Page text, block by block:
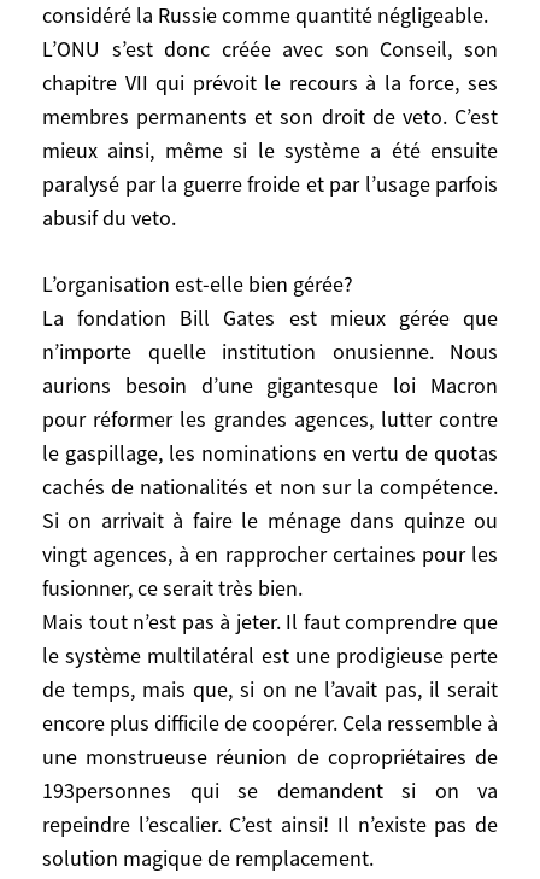
considéré la Russie comme quantité négligeable.
L’ONU s’est donc créée avec son Conseil, son
chapitre VII qui prévoit le recours à la force, ses
membres permanents et son droit de veto. C’est
mieux ainsi, même si le système a été ensuite
paralysé par la guerre froide et par l’usage parfois
abusif du veto.
L’organisation est-elle bien gérée?
La fondation Bill Gates est mieux gérée que
n’importe quelle institution onusienne. Nous
aurions besoin d’une gigantesque loi Macron
pour réformer les grandes agences, lutter contre
le gaspillage, les nominations en vertu de quotas
cachés de nationalités et non sur la compétence.
Si on arrivait à faire le ménage dans quinze ou
vingt agences, à en rapprocher certaines pour les
fusionner, ce serait très bien.
Mais tout n’est pas à jeter. Il faut comprendre que
le système multilatéral est une prodigieuse perte
de temps, mais que, si on ne l’avait pas, il serait
encore plus difficile de coopérer. Cela ressemble à
une monstrueuse réunion de copropriétaires de
193personnes qui se demandent si on va
repeindre l’escalier. C’est ainsi! Il n’existe pas de
solution magique de remplacement.
une vision intelligente. Avec le recul, on
constate que les dirigeants de 1945 ont fait
bien mieux que ceux de l’après 14-18 avec
le traité de Versailles ou que les
Occidentaux à la fin de l’URSS, quand on a
considéré la Russie comme quantité
négligeable.
force, ses membres permanents et son
droit de veto. C’est mieux ainsi, même si le
système a été ensuite paralysé par la
guerre froide et par l’usage parfois abusif
du veto.
L’organisation est-elle bien gérée?
La fondation Bill Gates est mieux gérée
que n’importe quelle institution
onusienne. Nous aurions besoin d’une
gigantesque loi Macron pour réformer les
grandes agences, lutter contre le
gaspillage, les nominations en vertu de
quotas cachés de nationalités et non sur la
compétence. Si on arrivait à faire le
ménage dans quinze ou vingt agences, à
en rapprocher certaines pour les fusionner,
ce serait très bien.
Mais tout n’est pas à jeter. Il faut